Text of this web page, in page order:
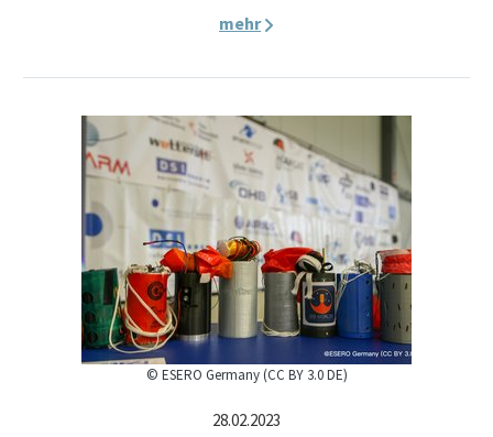
mehr
© ESERO Germany (CC BY 3.0 DE)
28.02.2023